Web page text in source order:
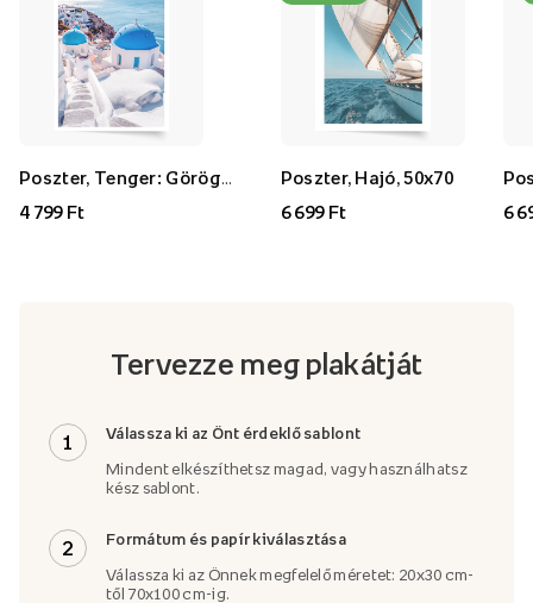
4 799 Ft
Poszter, Hajó, 50x70
6 699 Ft
6
Tervezze meg plakátját
1 Válassza ki az Önt érdeklő sablont
Mindent elkészíthetsz magad, vagy használhatsz
kész sablont.
2 Formátum és papír kiválasztása
Válassza ki az Önnek megfelelő méretet: 20x30 cm-
től 70x100 cm-ig.